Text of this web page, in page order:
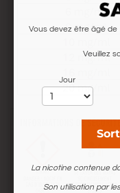
Vous devez être âgé
Veuillez
Jour
La nicotine contenue
Son utilisation par